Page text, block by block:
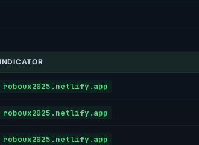
INDICATOR
roboux2025.netlify.app
roboux2025.netlify.app
roboux2025.netlify.app